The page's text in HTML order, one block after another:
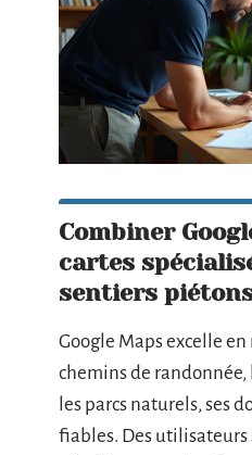
Combiner
cartes
sentiers
Google Maps excelle
chemins de randonnée,
les parcs naturels, ses
fiables. Des